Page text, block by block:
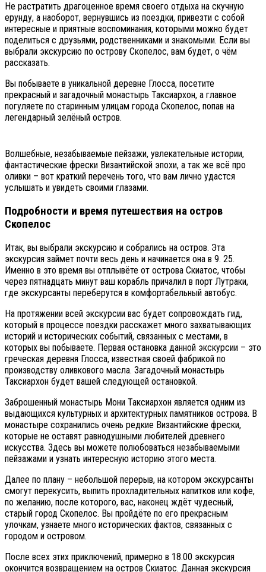
Не растратить драгоценное время своего отдыха на скучную
ерунду, а наоборот, вернувшись из поездки, привезти с собой
интересные и приятные воспоминания, которыми можно будет
поделиться с друзьями, родственниками и знакомыми. Если вы
выбрали экскурсию по острову Скопелос, вам будет, о чём
рассказать.
Вы побываете в уникальной деревне Глосса, посетите
прекрасный и загадочный монастырь Таксиархон, а главное
погуляете по старинным улицам города Скопелос, попав на
легендарный зелёный остров.
Волшебные, незабываемые пейзажи, увлекательные истории,
фантастические фрески Византийской эпохи, а так же всё про
оливки – вот краткий перечень того, что вам лично удастся
услышать и увидеть своими глазами.
Подробности и время путешествия на остров
Скопелос
Итак, вы выбрали экскурсию и собрались на остров. Эта
экскурсия займет почти весь день и начинается она в 9. 25.
Именно в это время вы отплывёте от острова Скиатос, чтобы
через пятнадцать минут ваш корабль причалил в порт Лутраки,
где экскурсанты переберутся в комфортабельный автобус.
На протяжении всей экскурсии вас будет сопровождать гид,
который в процессе поездки расскажет много захватывающих
историй и исторических событий, связанных с местами, в
которых вы побываете. Первая остановка данной экскурсии – это
греческая деревня Глосса, известная своей фабрикой по
производству оливкового масла. Загадочный монастырь
Таксиархон будет вашей следующей остановкой.
Заброшенный монастырь Мони Таксиархон является одним из
выдающихся культурных и архитектурных памятников острова. В
монастыре сохранились очень редкие Византийские фрески,
которые не оставят равнодушными любителей древнего
искусства. Здесь вы можете полюбоваться незабываемыми
пейзажами и узнать интересную историю этого места.
Далее по плану – небольшой перерыв, на котором экскурсанты
смогут перекусить, выпить прохладительных напитков или кофе,
по желанию, после которого, вас, наконец ждёт чудесный,
старый город Скопелос. Вы пройдёте по его прекрасным
улочкам, узнаете много исторических фактов, связанных с
городом и островом.
После всех этих приключений, примерно в 18.00 экскурсия
окончится возвращением на остров Скиатос. Данная экскурсия